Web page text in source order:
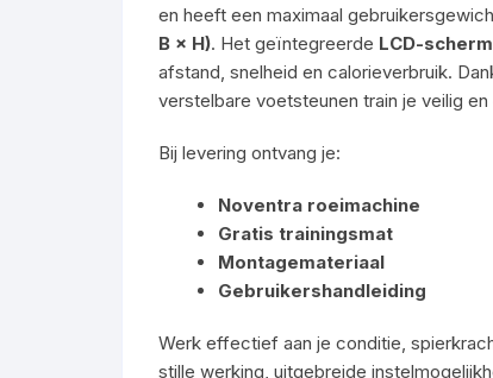
en heeft een maximaal
B × H). Het geïntegreerde LCD-scherm
afstand, snelheid en calorieverbruik.
verstelbare voetsteunen train je veilig
Bij levering ontvang je:
Noventra roeimachine
Gratis trainingsmat
Montagemateriaal
Gebruikershandleiding
Werk effectief aan je conditie,
stille werking, uitgebreide